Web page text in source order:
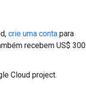
crie uma conta para
recebem US$ 300
Cloud project.